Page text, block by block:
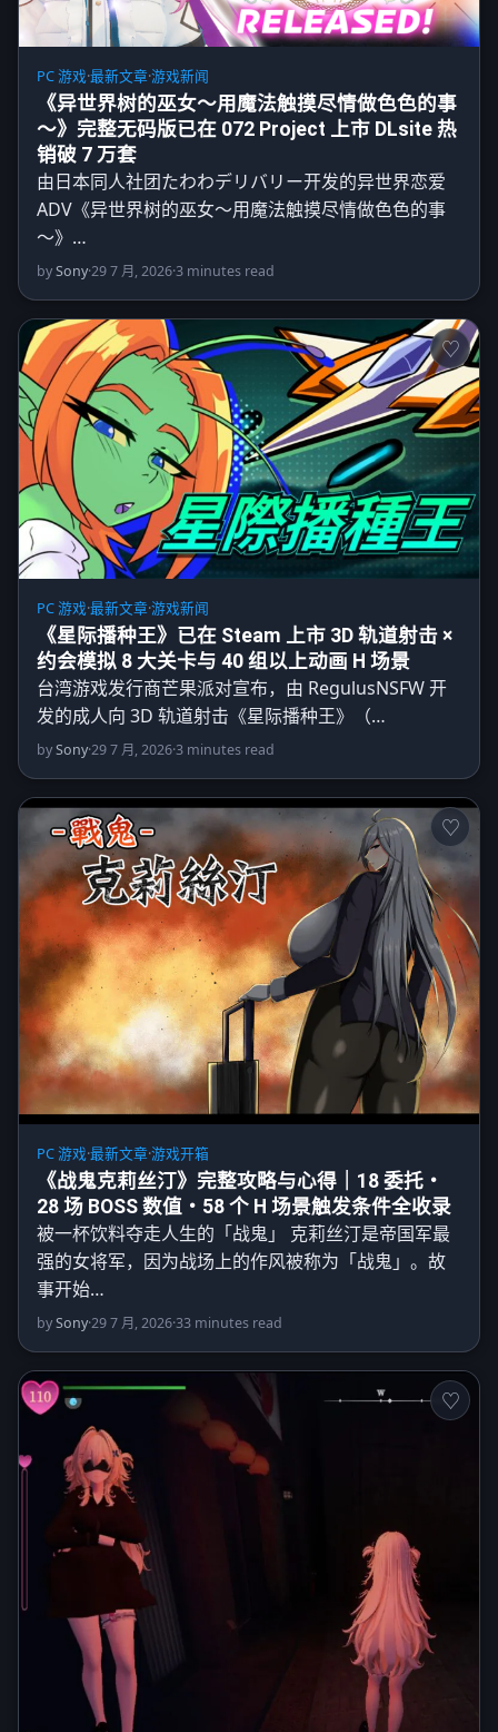
PC 游戏·最新文章·游戏新闻
《异世界树的巫女～用魔法触摸尽情做色色的事
～》完整无码版已在 072 Project 上市 DLsite 热
销破 7 万套
由日本同人社团たわわデリバリー开发的异世界恋爱
ADV《异世界树的巫女～用魔法触摸尽情做色色的事
～》…
bySony·29 7 月, 2026·3 minutes read
PC 游戏·最新文章·游戏新闻
《星际播种王》已在 Steam 上市 3D 轨道射击 ×
约会模拟 8 大关卡与 40 组以上动画 H 场景
台湾游戏发行商芒果派对宣布，由 RegulusNSFW 开
发的成人向 3D 轨道射击《星际播种王》（…
bySony·29 7 月, 2026·3 minutes read
PC 游戏·最新文章·游戏开箱
《战鬼克莉丝汀》完整攻略与心得｜18 委托・
28 场 BOSS 数值・58 个 H 场景触发条件全收录
被一杯饮料夺走人生的「战鬼」 克莉丝汀是帝国军最
强的女将军，因为战场上的作风被称为「战鬼」。故
事开始…
bySony·29 7 月, 2026·33 minutes read